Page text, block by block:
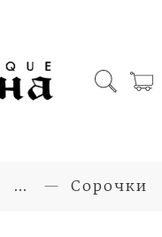
... Сорочки